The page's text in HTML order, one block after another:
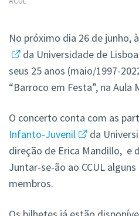
No próximo dia 26 de junho,
da Universidade de
seus 25 anos (maio/1997-
“Barroco em Festa”, na Aula
O concerto conta com as
Infanto-Juvenil
da
direção de Erica Mandillo, e
Juntar-se-ão ao CCUL
membros.